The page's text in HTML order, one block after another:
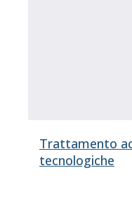
Trattamento
tecnologiche